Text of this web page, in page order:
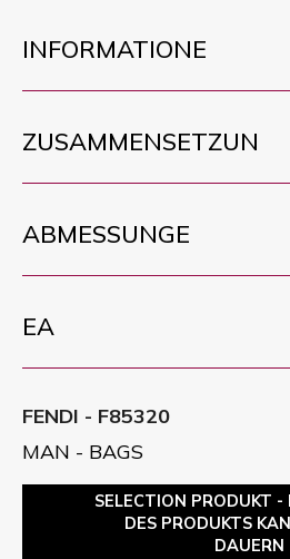
INFORMATIONE
ZUSAMMENSETZUN
ABMESSUNGE
EA
FENDI - F85320
MAN - BAGS
SELECTION PRODUKT -
DES PRODUKTS
DAUERN